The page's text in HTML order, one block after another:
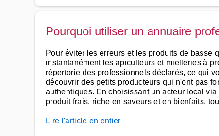
Pourquoi utiliser un annuaire
Pour éviter les erreurs et les produits de
instantanément les apiculteurs et mielleries à
répertorie des professionnels déclarés, ce qui
découvrir des petits producteurs qui n'ont pas
authentiques. En choisissant un acteur local
produit frais, riche en saveurs et en bienfaits,
Lire l'article en entier